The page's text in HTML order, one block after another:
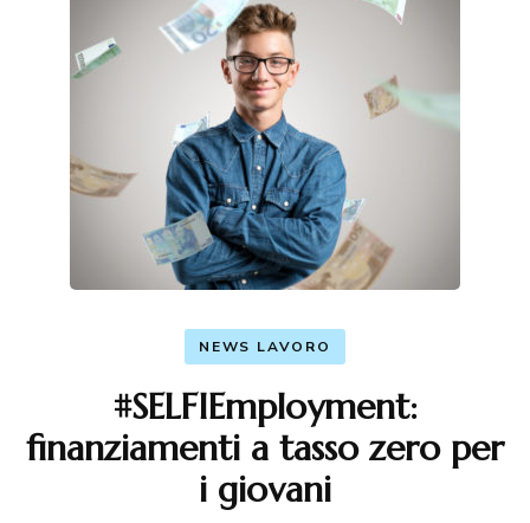
NEWS LAVORO
#SELFIEmployment:
finanziamenti a tasso zero per
i giovani